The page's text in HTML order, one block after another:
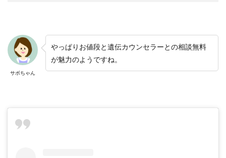
サボちゃん
やっぱりお値段と遺伝カウンセラーとの相談無料
が魅力のようですね。